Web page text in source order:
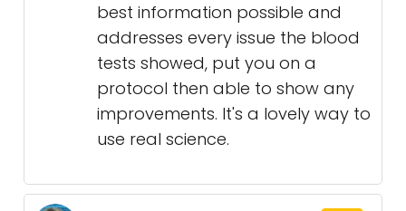
best information possible and
addresses every issue the blood
tests showed, put you on a
protocol then able to show any
improvements. It's a lovely way to
use real science.